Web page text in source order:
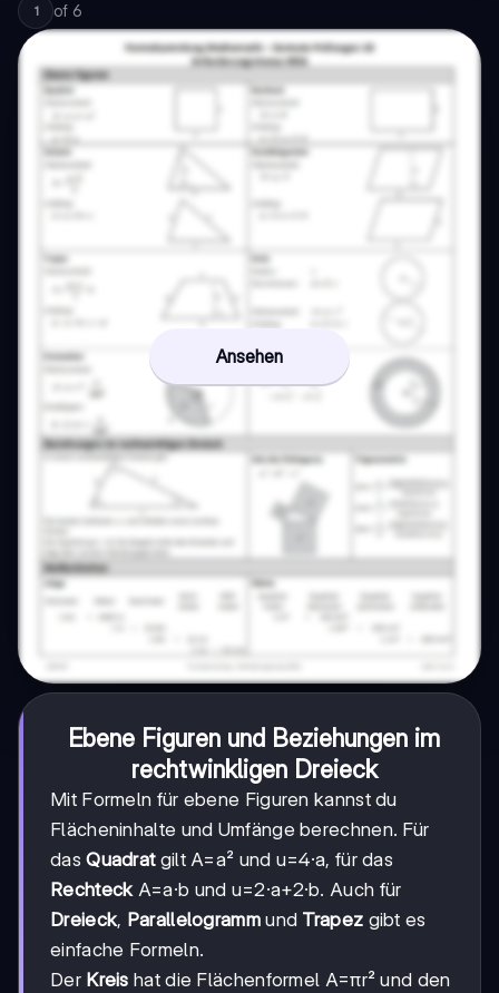
1 of 6
Ansehen
Ebene Figuren und Beziehungen im
rechtwinkligen Dreieck
Mit Formeln für ebene Figuren kannst du
Flächeninhalte und Umfänge berechnen. Für
dasQuadratgilt A=a² und u=4·a, für das
RechteckA=a·b und u=2·a+2·b. Auch für
Dreieck, Parallelogrammund Trapez gibt es
einfache Formeln.
Der Kreis hat die Flächenformel A=πr² und den